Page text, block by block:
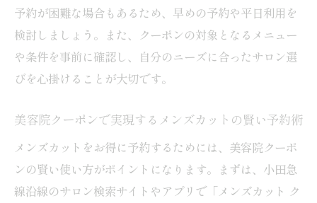
予約が困難な場合もあるため、早めの予約や平日利用を
検討しましょう。また、クーポンの対象となるメニュー
や条件を事前に確認し、自分のニーズに合ったサロン選
びを心掛けることが大切です。
美容院クーポンで実現するメンズカットの賢い予約術
メンズカットをお得に予約するためには、美容院クーポ
ンの賢い使い方がポイントになります。まずは、小田急
線沿線のサロン検索サイトやアプリで「メンズカット ク